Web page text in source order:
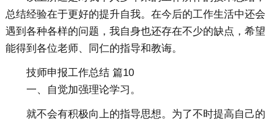
总结经验在于更好的提升自我。在今后的工作生活中还会
遇到各种各样的问题，我自身也还存在不少的缺点，希望
能得到各位老师、同仁的指导和教诲。
技师申报工作总结 篇10
一、自觉加强理论学习。
就不会有积极向上的指导思想。为了不时提高自己的